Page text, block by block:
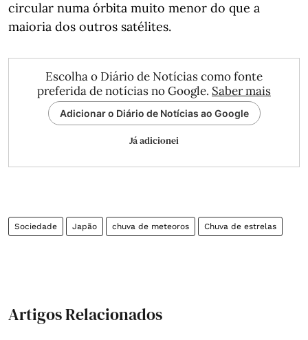
circular numa órbita muito menor do que a
maioria dos outros satélites.
Escolha o Diário de Notícias como fonte
preferida de notícias no Google. Saber mais
Adicionar o Diário de Notícias ao Google
Já adicionei
Sociedade Japão chuva de meteoros Chuva de estrelas
Artigos Relacionados